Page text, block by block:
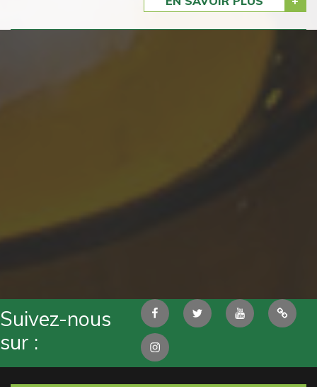
Suivez-nous
sur :
FacebookTwitter Youtube
Instagram